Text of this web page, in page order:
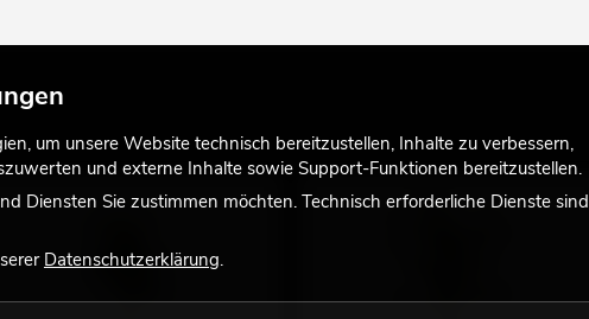
um unsere Website technisch bereitzustellen, Inhalte zu verbessern,
und externe Inhalte sowie Support-Funktionen bereitzustellen.
Diensten Sie zustimmen möchten. Technisch erforderliche Dienste sind
Datenschutzerklärung.